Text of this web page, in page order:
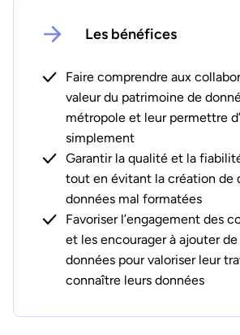
Les bénéfices
Faire comprendre aux
valeur du patrimoine de
métropole et leur permettre
simplement
Garantir la qualité et la
tout en évitant la création de
données mal formatées
Favoriser l’engagement des
et les encourager à ajouter
données pour valoriser leur
connaître leurs données